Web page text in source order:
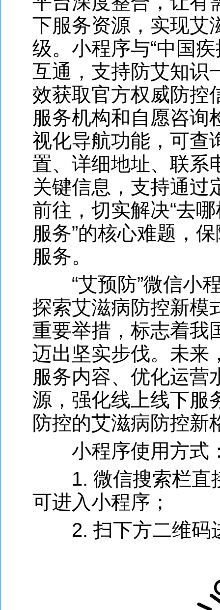
下服务资源，实现艾
级。小程序与“中国
互通，支持防艾知识
效获取官方权威防控
服务机构和自愿咨询
视化导航功能，可查
置、详细地址、联系
关键信息，支持通过
前往，切实解决“去
服务”的核心难题，
服务。
“艾预防”微信小
探索艾滋病防控新模
重要举措，标志着我
迈出坚实步伐。未来
服务内容、优化运营
源，强化线上线下服
防控的艾滋病防控新
小程序使用方式
1. 微信搜索栏直
可进入小程序；
2. 扫下方二维码